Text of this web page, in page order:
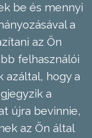
be és mennyi
a
az Ön
felhasználói
hogy a
a
újra bevinnie,
az Ön által